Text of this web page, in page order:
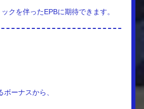
クを伴ったEPBに期待できます。
ーナスから、